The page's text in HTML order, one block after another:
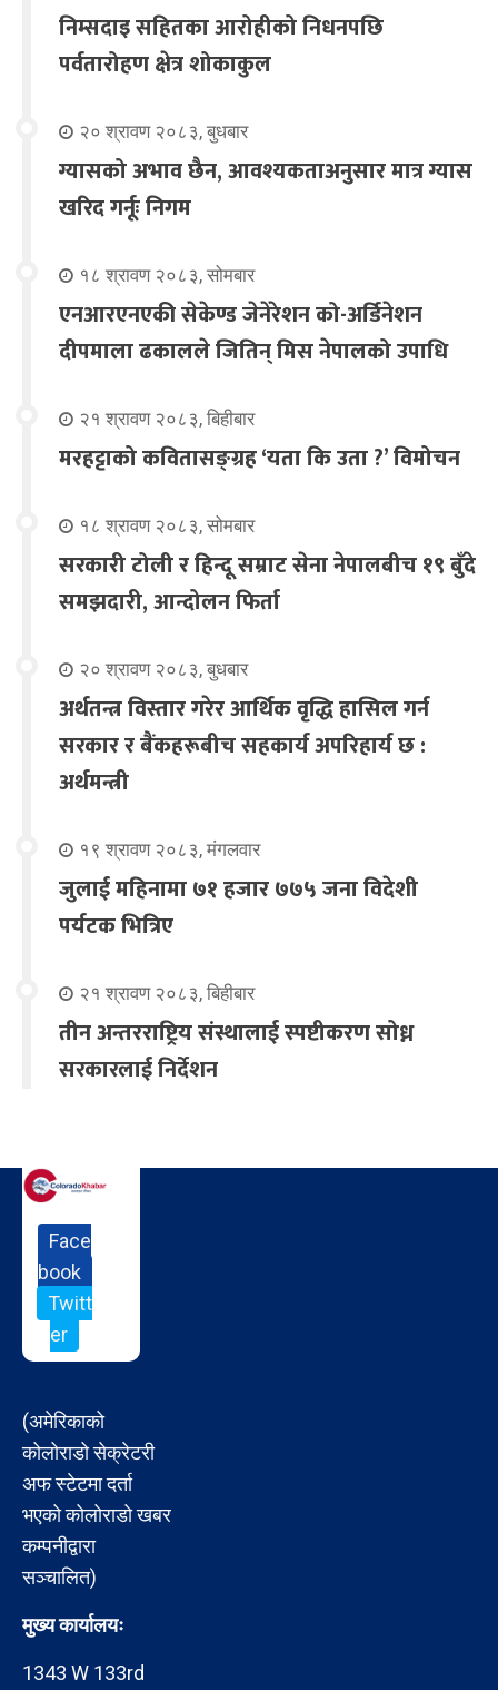
निम्सदाइ सहितका आरोहीको निधनपछि
पर्वतारोहण क्षेत्र शोकाकुल
२० श्रावण २०८३, बुधबार
ग्यासको अभाव छैन, आवश्यकताअनुसार मात्र ग्यास
खरिद गर्नूः निगम
१८ श्रावण २०८३, सोमबार
एनआरएनएकी सेकेण्ड जेनेरेशन को-अर्डिनेशन
दीपमाला ढकालले जितिन् मिस नेपालको उपाधि
२१ श्रावण २०८३, बिहीबार
मरहट्टाको कवितासङ्ग्रह ‘यता कि उता ?’ विमोचन
१८ श्रावण २०८३, सोमबार
सरकारी टोली र हिन्दू सम्राट सेना नेपालबीच १९ बुँदे
समझदारी, आन्दोलन फिर्ता
२० श्रावण २०८३, बुधबार
अर्थतन्त्र विस्तार गरेर आर्थिक वृद्धि हासिल गर्न
सरकार र बैंकहरूबीच सहकार्य अपरिहार्य छ :
अर्थमन्त्री
१९ श्रावण २०८३, मंगलवार
जुलाई महिनामा ७१ हजार ७७५ जना विदेशी
पर्यटक भित्रिए
२१ श्रावण २०८३, बिहीबार
तीन अन्तरराष्ट्रिय संस्थालाई स्पष्टीकरण सोध्न
सरकारलाई निर्देशन
Face
book
Twitt
er
(अमेरिकाको
कोलोराडो सेक्रेटरी
अफ स्टेटमा दर्ता
भएको कोलोराडो खबर
कम्पनीद्वारा
सञ्चालित)
मुख्य कार्यालयः
1343 W 133rd